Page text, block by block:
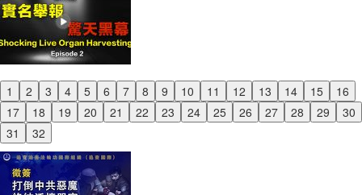
1 2 3 4 5 6 7 8 9 10 11 12 13 14 15
16
17
18 19 20 21 22 23 24 25 26 27 28 29
30
31
32
Previous
Next